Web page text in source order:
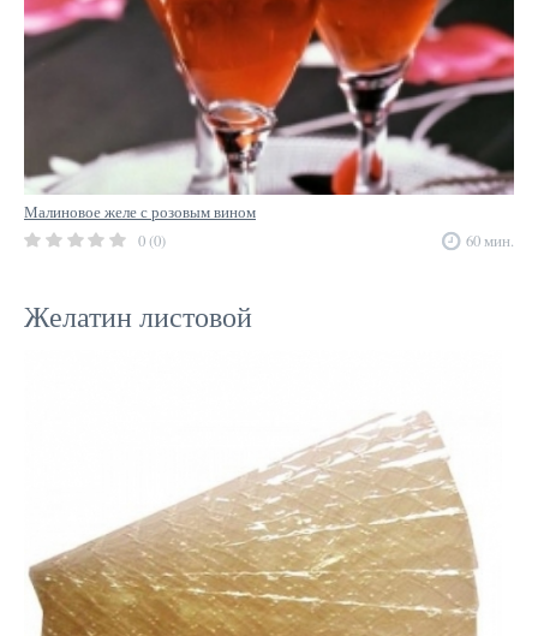
Малиновое желе с розовым вином
0 (0)
60 мин.
Желатин листовой